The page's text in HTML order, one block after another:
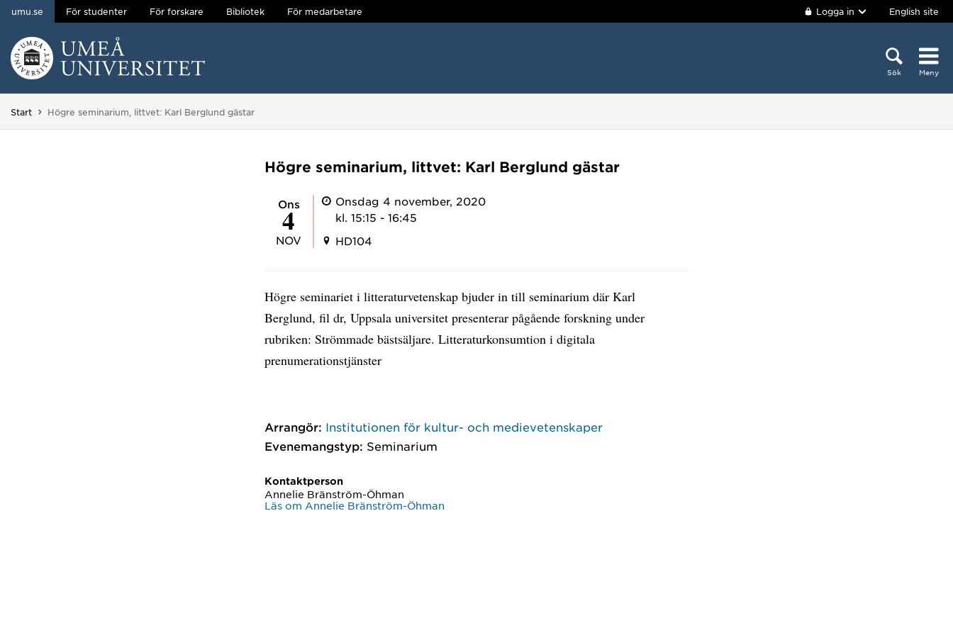
Hoppa direkt till innehållet
umu.se För studenter För forskare Bibliotek För medarbetare Logga in English site
Sök Meny
Huvudmenyn dold.
Start Du är här:
Högre seminarium, littvet: Karl Berglund gästar
Högre seminarium, littvet: Karl Berglund gästar
ons
4
NOV
Onsdag 4 november, 2020
kl. 15:15 - 16:45
HD104
Högre seminariet i litteraturvetenskap bjuder in till seminarium där Karl
Berglund, fil dr, Uppsala universitet presenterar pågående forskning under
rubriken: Strömmade bästsäljare. Litteraturkonsumtion i digitala
prenumerationstjänster
Arrangör: Institutionen för kultur- och medievetenskaper
Evenemangstyp: Seminarium
Kontaktperson
Annelie Bränström-Öhman
Läs om Annelie Bränström-Öhman